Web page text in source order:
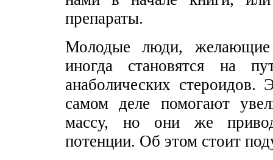
препараты.
Молодые люди,
иногда становятся на
анаболических стероидов.
самом деле помогают
массу, но они же
потенции. Об этом стоит